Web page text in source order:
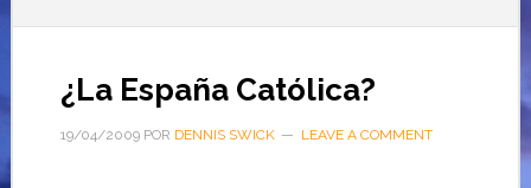
¿La España Católica?
19/04/2009POR DENNIS SWICK LEAVE A COMMENT